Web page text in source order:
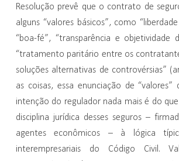
Resolução prevê que o contrato de
alguns “valores básicos”, como
“boa-fé”, “transparência e objetividade
“tratamento paritário entre os
soluções alternativas de controvérsias”
as coisas, essa enunciação de
intenção do regulador nada mais é do
disciplina jurídica desses seguros –
agentes econômicos – à lógica
interempresariais do Código Civil.